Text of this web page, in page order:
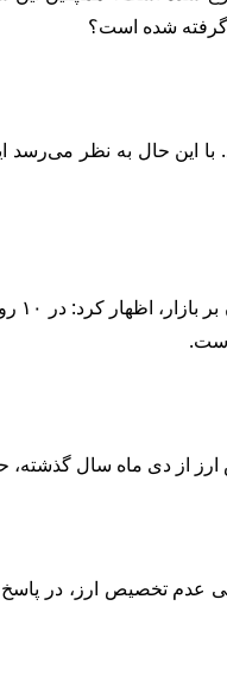
این حال به نظر
تخصیص ارز، در